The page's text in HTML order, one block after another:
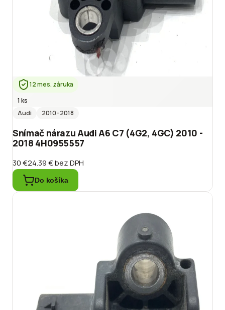
12 mes. záruka
1 ks
Audi
2010–2018
Snímač nárazu Audi A6 C7 (4G2, 4GC) 2010 -
2018 4H0955557
30 €24.39 €bez DPH
Do košíka